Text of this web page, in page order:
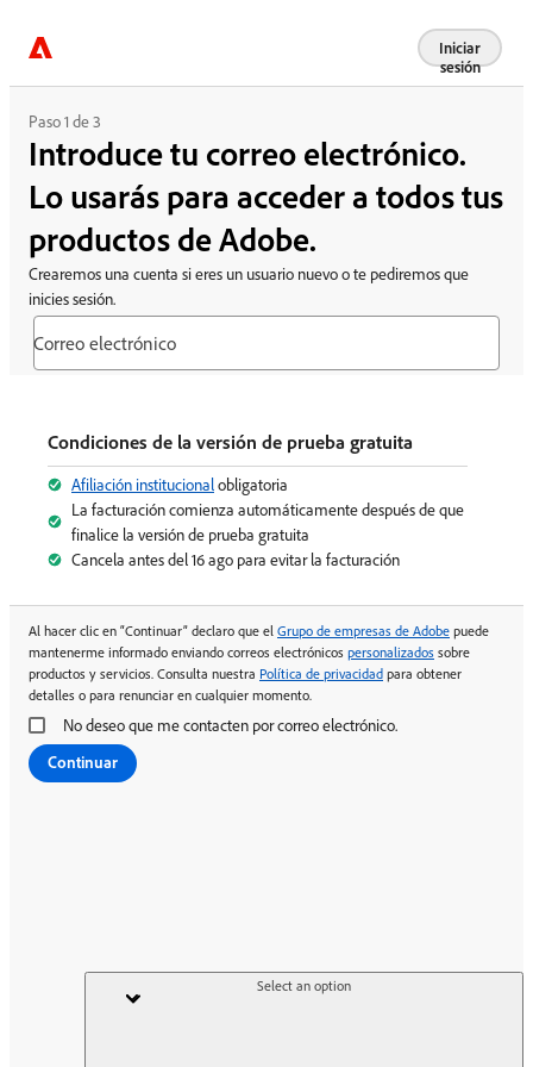
Iniciar
sesión
Paso 1 de 3
Introduce tu correo electrónico.
Lo usarás para acceder a todos tus
productos de Adobe.
Crearemos una cuenta si eres un usuario nuevo o te pediremos que
inicies sesión.
Correo electrónico
Condiciones de la versión de prueba gratuita
Afiliación institucionalobligatoria
La facturación comienza automáticamente después de que
finalice la versión de prueba gratuita
Cancela antes del 16 ago para evitar la facturación
Al hacer clic en “Continuar” declaro que el Grupo de empresas de Adobe puede
mantenerme informado enviando correos electrónicos personalizados sobre
productos y servicios. Consulta nuestra Política de privacidad para obtener
detalles o para renunciar en cualquier momento.
No deseo que me contacten por correo electrónico.
Continuar
Select an option